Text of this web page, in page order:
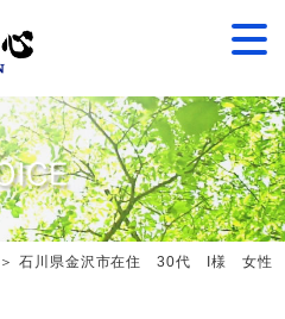
＞ 石川県金沢市在住 30代 I様 女性